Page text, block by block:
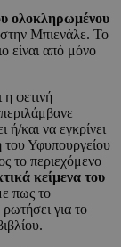
ολοκληρωμένου
στην Μπιενάλε. Το
είναι από μόνο
η φετινή
ή/και να εγκρίνει
του Υφυπουργείου
το περιεχόμενο
κείμενα του
πως το
για το